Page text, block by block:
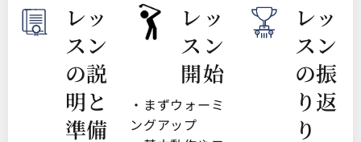
レッ
スン
の説
明と
準備
レッ
スン
開始
・まずウォーミ
ングアップ
レッ
スン
の振
り返
り